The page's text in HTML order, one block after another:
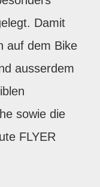
Damit
auf dem Bike
ausserdem
sowie die
FLYER